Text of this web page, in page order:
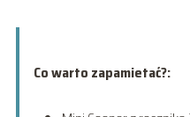
Co warto zapamietać?: